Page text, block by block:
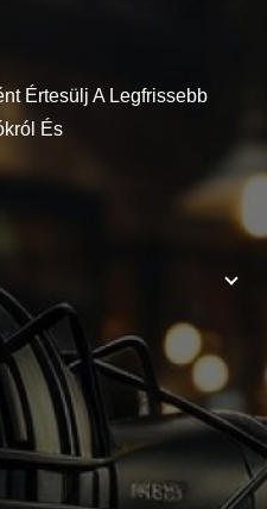
Értesülj A Legfrissebb
És